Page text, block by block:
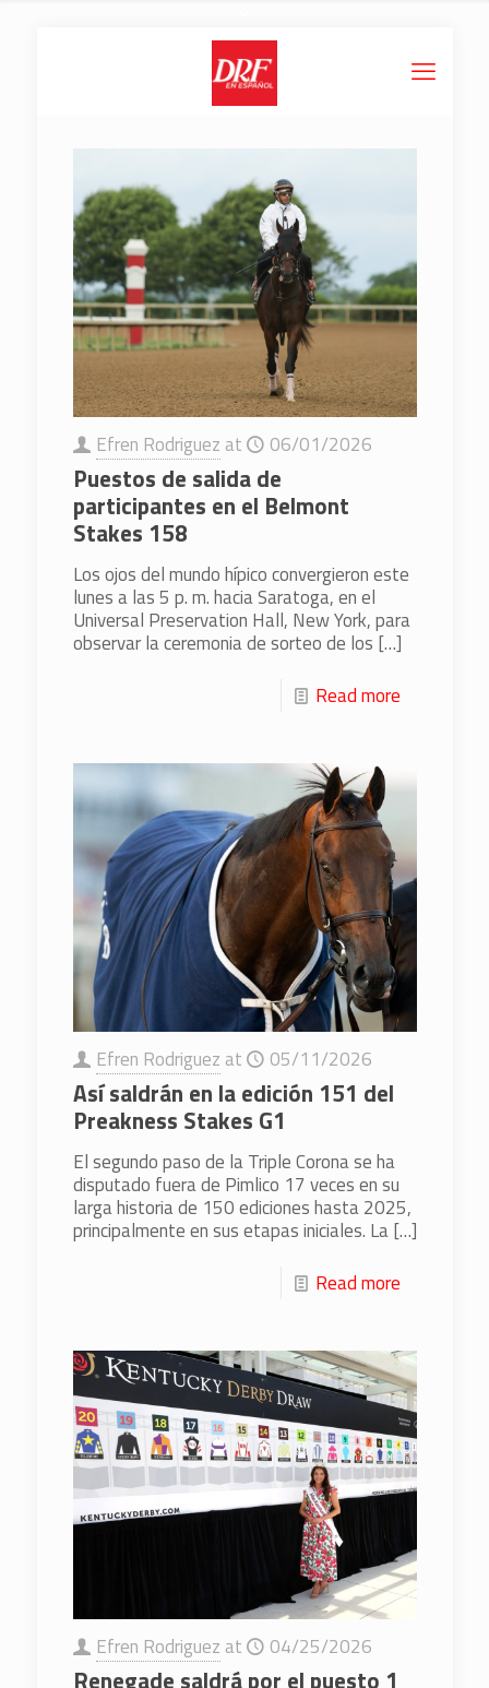
Efren Rodriguez at 06/01/2026
Puestos de salida de
participantes en el Belmont
Stakes 158
Los ojos del mundo hípico convergieron este
lunes a las 5 p. m. hacia Saratoga, en el
Universal Preservation Hall, New York, para
observar la ceremonia de sorteo de los […]
Read more
Efren Rodriguez at 05/11/2026
Así saldrán en la edición 151 del
Preakness Stakes G1
El segundo paso de la Triple Corona se ha
disputado fuera de Pimlico 17 veces en su
larga historia de 150 ediciones hasta 2025,
principalmente en sus etapas iniciales. La[…]
Read more
Efren Rodriguez at 04/25/2026
Renegade saldrá por el puesto 1